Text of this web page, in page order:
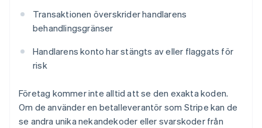
Transaktionen överskrider handlarens
behandlingsgränser
Handlarens konto har stängts av eller flaggats för
risk
Företag kommer inte alltid att se den exakta koden.
Om de använder en betalleverantör som Stripe kan de
se andra unika nekandekoder eller svarskoder från